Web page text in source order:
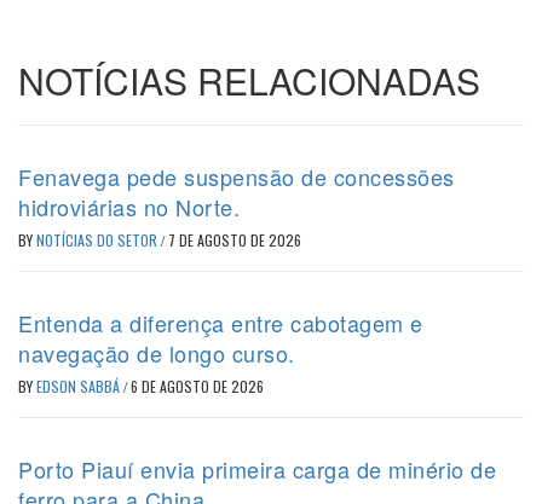
NOTÍCIAS RELACIONADAS
Fenavega pede suspensão de concessões
hidroviárias no Norte.
BYNOTÍCIAS DO SETOR / 7 DE AGOSTO DE 2026
Entenda a diferença entre cabotagem e
navegação de longo curso.
BYEDSON SABBÁ/6 DE AGOSTO DE 2026
Porto Piauí envia primeira carga de minério de